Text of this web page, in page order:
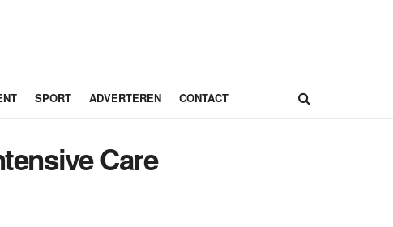
SPORT ADVERTEREN CONTACT
Care